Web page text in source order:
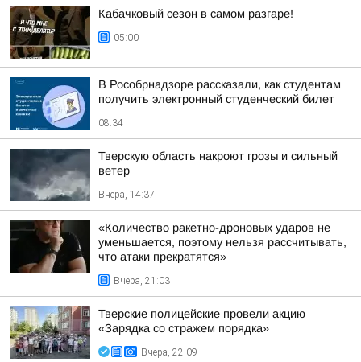
Кабачковый сезон в самом разгаре!
05:00
В Рособрнадзоре рассказали, как студентам
получить электронный студенческий билет
08:34
Тверскую область накроют грозы и сильный
ветер
Вчера, 14:37
«Количество ракетно-дроновых ударов не
уменьшается, поэтому нельзя рассчитывать,
что атаки прекратятся»
Вчера, 21:03
Тверские полицейские провели акцию
«Зарядка со стражем порядка»
Вчера, 22:09